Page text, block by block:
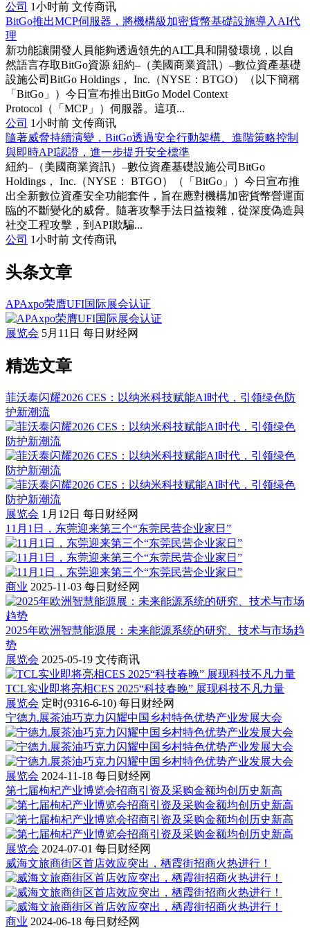
公司 1小时前 文传商讯
BitGo推出MCP伺服器，將機構級加密貨幣基礎設施導入AI代
理
新功能讓開發人員能夠透過領先的AI工具和開發環境，以自
然語言存取BitGo資源 紐約–（美國商業資訊）–數位資產基礎
設施公司BitGo Holdings， Inc.（NYSE：BTGO）（以下簡稱
「BitGo」）今日宣布推出BitGo Model Context
Protocol（「MCP」）伺服器。這項...
公司 1小时前 文传商讯
隨著威脅持續演變，BitGo透過安全行動架構、進階策略控制
與即時API認證，進一步提升安全標準
紐約–（美國商業資訊）–數位資產基礎設施公司BitGo
Holdings， Inc.（NYSE： BTGO）（「BitGo」）今日宣布推
出全新數位資產安全功能套件，旨在應對機構加密貨幣營運面
臨的不斷變化的威脅。隨著攻擊手法日益複雜，從深度偽造與
社交工程攻擊，到API欺騙...
公司 1小时前 文传商讯
头条文章
APAxpo荣膺UFI国际展会认证
展览会 5月11日 每日财经网
精选文章
菲沃泰闪耀2026 CES：以纳米科技赋能AI时代，引领绿色防
护新潮流
展览会 1月12日 每日财经网
11月1日，东莞迎来第三个“东莞民营企业家日”
商业 2025-11-03 每日财经网
2025年欧洲智慧能源展：未来能源系统的研究、技术与市场趋
势
展览会 2025-05-19 文传商讯
TCL实业即将亮相CES 2025“科技春晚” 展现科技不凡力量
展览会 定时(9316-6-10) 每日财经网
宁德九展茶油巧克力闪耀中国乡村特色优势产业发展大会
展览会 2024-11-18 每日财经网
第七届枸杞产业博览会招商引资及采购金额均创历史新高
展览会 2024-07-01 每日财经网
威海文旅商街区首店效应突出，栖霞街招商火热进行！
商业 2024-06-18 每日财经网